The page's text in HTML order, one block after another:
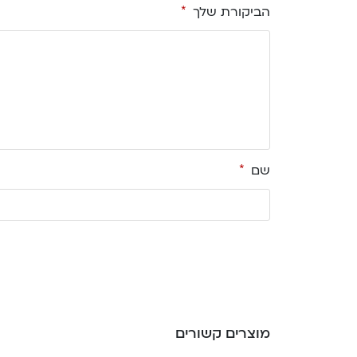
הביקורת שלך *
שם *
מוצרים קשורים